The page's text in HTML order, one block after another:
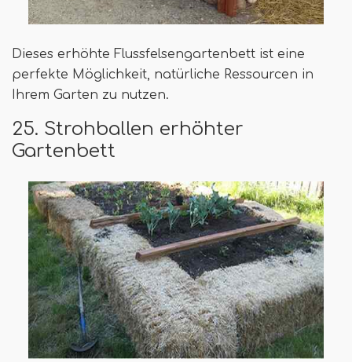
Dieses erhöhte Flussfelsengartenbett ist eine
perfekte Möglichkeit, natürliche Ressourcen in
Ihrem Garten zu nutzen.
25. Strohballen erhöhter
Gartenbett